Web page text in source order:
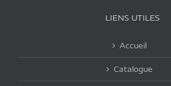
LIENS UTILES
Accueil
Catalogue